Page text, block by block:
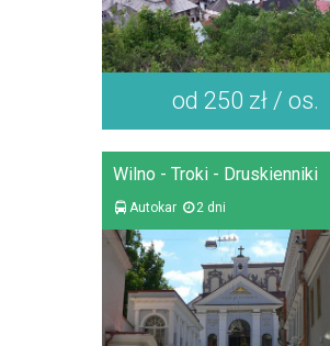
od 250 zł / os.
Wilno - Troki - Druskienniki
Autokar 2 dni